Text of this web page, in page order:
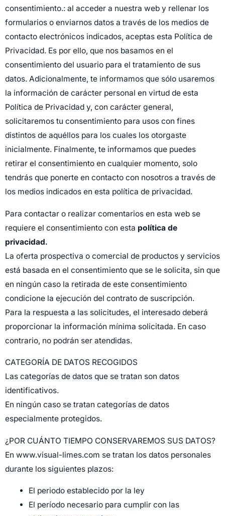
consentimiento.: al acceder a nuestra web y rellenar los
formularios o enviarnos datos a través de los medios de
contacto electrónicos indicados, aceptas esta Política de
Privacidad. Es por ello, que nos basamos en el
consentimiento del usuario para el tratamiento de sus
datos. Adicionalmente, te informamos que sólo usaremos
la información de carácter personal en virtud de esta
Política de Privacidad y, con carácter general,
solicitaremos tu consentimiento para usos con fines
distintos de aquéllos para los cuales los otorgaste
inicialmente. Finalmente, te informamos que puedes
retirar el consentimiento en cualquier momento, solo
tendrás que ponerte en contacto con nosotros a través de
los medios indicados en esta política de privacidad.
Para contactar o realizar comentarios en esta web se
requiere el consentimiento con esta política de
privacidad.
La oferta prospectiva o comercial de productos y servicios
está basada en el consentimiento que se le solicita, sin que
en ningún caso la retirada de este consentimiento
condicione la ejecución del contrato de suscripción.
Para la respuesta a las solicitudes, el interesado deberá
proporcionar la información mínima solicitada. En caso
contrario, no podrán ser atendidas.
CATEGORÍA DE DATOS RECOGIDOS
Las categorías de datos que se tratan son datos
identificativos.
En ningún caso se tratan categorías de datos
especialmente protegidos.
¿POR CUÁNTO TIEMPO CONSERVAREMOS SUS DATOS?
En www.visual-limes.com se tratan los datos personales
durante los siguientes plazos:
El periodo establecido por la ley
El período necesario para cumplir con las